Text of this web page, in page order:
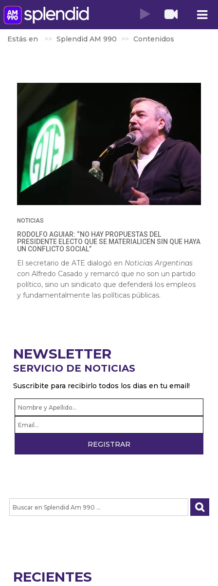
Estás en Splendid AM 990 Contenidos
NOTICIAS
RODOLFO AGUIAR: “NO HAY PROPUESTAS DEL
PRESIDENTE ELECTO QUE SE MATERIALICEN SIN QUE HAYA
UN CONFLICTO SOCIAL”
El secretario de ATE dialogó en Noticias Argentinas
con Alfredo Casado y remarcó que no son un partido
político, sino un sindicato que defenderá los empleos
y fundamentalmente las políticas públicas.
NEWSLETTER
SERVICIO DE NOTICIAS
Suscribite para recibirlo todos los dias en tu email!
RECIENTES